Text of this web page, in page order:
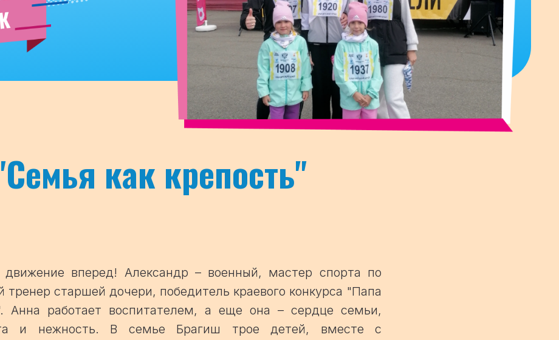
Семья как крепость"
вперед! Александр – военный, мастер спорта по
тренер старшей дочери, победитель краевого конкурса "Папа
Анна работает воспитателем, а еще она – сердце семьи,
и нежность. В семье Брагиш трое детей, вместе с